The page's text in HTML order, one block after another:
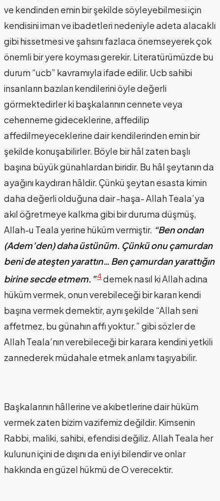
ve kendinden emin bir şekilde söyleyebilmesi için
kendisini iman ve ibadetleri nedeniyle adeta alacaklı
gibi hissetmesi ve şahsını fazlaca önemseyerek çok
önemli bir yere koyması gerekir. Literatürümüzde bu
durum “ucb” kavramıyla ifade edilir. Ucb sahibi
insanların bazıları kendilerini öyle değerli
görmektedirler ki başkalarının cennete veya
cehenneme gideceklerine, affedilip
affedilmeyeceklerine dair kendilerinden emin bir
şekilde konuşabilirler. Böyle bir hâl zaten başlı
başına büyük günahlardan biridir. Bu hâl şeytanın da
ayağını kaydıran hâldir. Çünkü şeytan esasta kimin
daha değerli olduğuna dair -haşa- Allah Teala’ya
akıl öğretmeye kalkma gibi bir duruma düşmüş,
Allah-u Teala yerine hüküm vermiştir. “Ben ondan
(Adem’den) daha üstünüm. Çünkü onu çamurdan
beni de ateşten yarattın… Ben çamurdan yarattığın
birine secde etmem.”4demek nasıl ki Allah adına
hüküm vermek, onun verebileceği bir kararı kendi
başına vermek demektir, aynı şekilde “Allah seni
affetmez, bu günahın affı yoktur.” gibi sözler de
Allah Teala’nın verebileceği bir karara kendini yetkili
zannederek müdahale etmek anlamı taşıyabilir.
Başkalarının hâllerine ve akıbetlerine dair hüküm
vermek zaten bizim vazifemiz değildir. Kimsenin
Rabbi, maliki, sahibi, efendisi değiliz. Allah Teala her
kulunun içini de dışını da en iyi bilendir ve onlar
hakkında en güzel hükmü de O verecektir.